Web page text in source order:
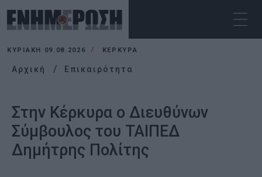
ΚΥΡΙΑΚΉ 09.08.2026 ΚΕΡΚΥΡΑ
Αρχική Επικαιρότητα
Στην Κέρκυρα ο Διευθύνων
Σύμβουλος του ΤΑΙΠΕΔ
Δημήτρης Πολίτης